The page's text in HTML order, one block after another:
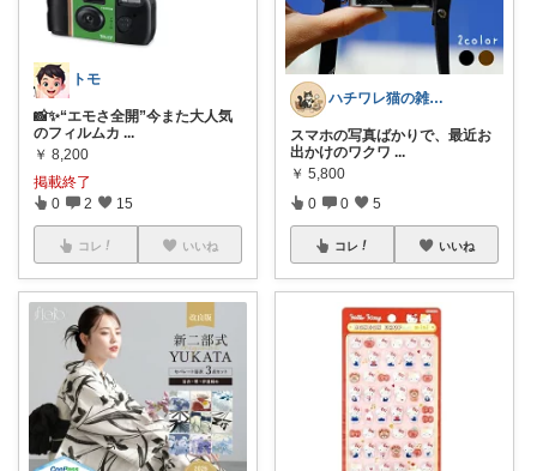
トモ
📸✨“エモさ全開”今また大人気
のフィルムカ ...
￥ 8,200
掲載終了
0 2 15
コレ いいね
ハチワレ猫の雑貨屋さん
スマホの写真ばかりで、最近お
出かけのワクワ ...
￥ 5,800
0 0 5
コレ いいね